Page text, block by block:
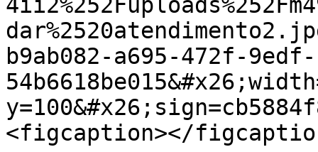
b9ab082-a695-472f-9edf-
<figcaption></